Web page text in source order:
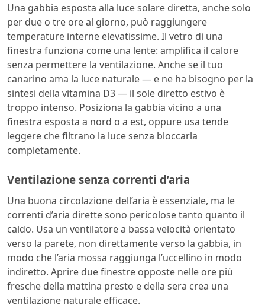
Una gabbia esposta alla luce solare diretta, anche solo
per due o tre ore al giorno, può raggiungere
temperature interne elevatissime. Il vetro di una
finestra funziona come una lente: amplifica il calore
senza permettere la ventilazione. Anche se il tuo
canarino ama la luce naturale — e ne ha bisogno per la
sintesi della vitamina D3 — il sole diretto estivo è
troppo intenso. Posiziona la gabbia vicino a una
finestra esposta a nord o a est, oppure usa tende
leggere che filtrano la luce senza bloccarla
completamente.
Ventilazione senza correnti d’aria
Una buona circolazione dell’aria è essenziale, ma le
correnti d’aria dirette sono pericolose tanto quanto il
caldo. Usa un ventilatore a bassa velocità orientato
verso la parete, non direttamente verso la gabbia, in
modo che l’aria mossa raggiunga l’uccellino in modo
indiretto. Aprire due finestre opposte nelle ore più
fresche della mattina presto e della sera crea una
ventilazione naturale efficace.